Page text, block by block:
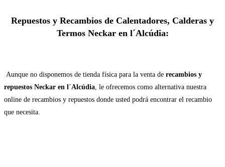
Repuestos y Recambios de Calentadores, Calderas y
Termos Neckar en l´Alcúdia:
Aunque no disponemos de tienda física para la venta de recambios y
repuestos Neckar en l´Alcúdia, le ofrecemos como alternativa nuestra
online de recambios y repuestos donde usted podrá encontrar el recambio
que necesita.